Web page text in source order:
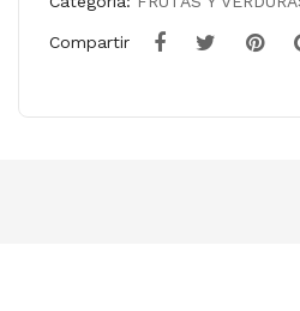
Compartir